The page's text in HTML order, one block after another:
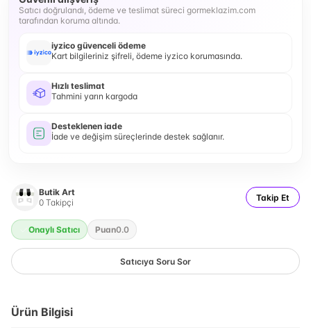
Satıcı doğrulandı, ödeme ve teslimat süreci gormeklazim.com
tarafından koruma altında.
iyzico güvenceli ödeme
Kart bilgileriniz şifreli, ödeme iyzico korumasında.
Hızlı teslimat
Tahmini yarın kargoda
Desteklenen iade
İade ve değişim süreçlerinde destek sağlanır.
Butik Art
0 Takipçi Takip Et
Onaylı Satıcı Puan0.0
Satıcıya Soru Sor
Ürün Bilgisi